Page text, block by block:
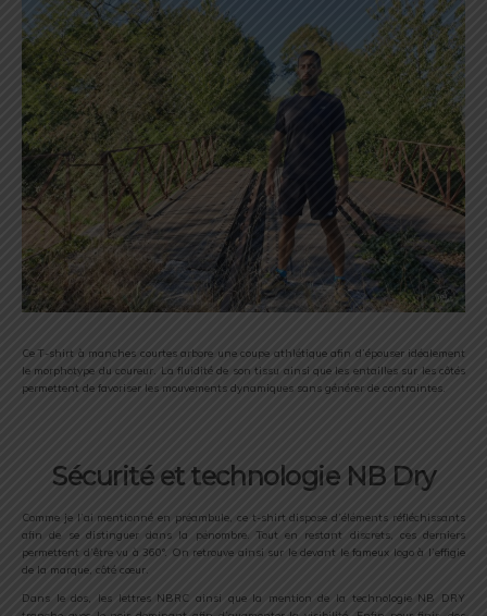
Ce T-shirt à manches courtes arbore une coupe athlétique afin d’épouser idéalement
le morphotype du coureur. La fluidité de son tissu ainsi que les entailles sur les côtés
permettent de favoriser les mouvements dynamiques sans générer de contraintes.
Sécurité et technologie NB Dry
Comme je l’ai mentionné en préambule, ce t-shirt dispose d’éléments réfléchissants
afin de se distinguer dans la pénombre. Tout en restant discrets, ces derniers
permettent d’être vu à 360°. On retrouve ainsi sur le devant le fameux logo à l’effigie
de la marque, côté cœur.
Dans le dos, les lettres NBRC ainsi que la mention de la technologie NB DRY